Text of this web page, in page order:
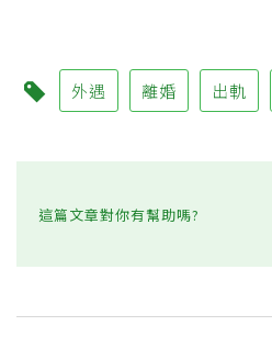
外遇 離婚 出軌
這篇文章對你有幫助嗎?